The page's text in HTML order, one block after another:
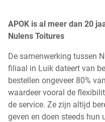
APOK is al meer dan 20
Nulens Toitures
De samenwerking tussen
filiaal in Luik dateert van
bestellen ongeveer 80%
waardeer vooral de
de service. Ze zijn altijd
geven en doen steeds hun